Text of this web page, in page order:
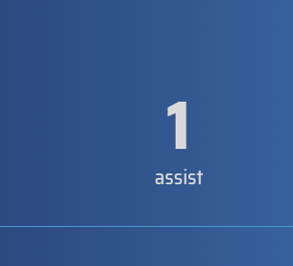
1
assist